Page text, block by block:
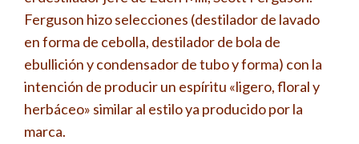
Ferguson hizo selecciones (destilador de lavado
en forma de cebolla, destilador de bola de
ebullición y condensador de tubo y forma) con la
intención de producir un espíritu «ligero, floral y
herbáceo» similar al estilo ya producido por la
marca.